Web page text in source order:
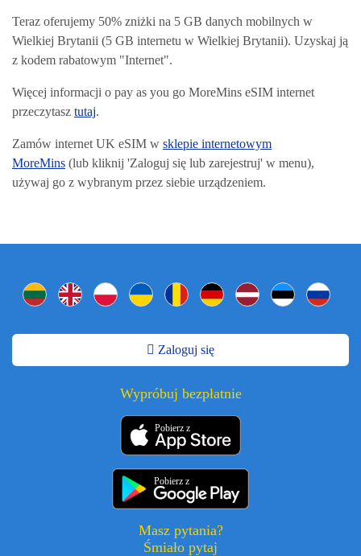
Teraz oferujemy 50% zniżki na 5 GB danych mobilnych w
Wielkiej Brytanii (5 GB internetu w Wielkiej Brytanii). Uzyskaj ją
z kodem rabatowym "Internet".
Więcej informacji o pay as you go MoreMins eSIM internet
przeczytasz tutaj.
Zamów internet UK eSIM w sklepie internetowym
MoreMins (lub kliknij 'Zaloguj się lub zarejestruj' w menu),
używaj go z wybranym przez siebie urządzeniem.
Zaloguj się
Wypróbuj bezpłatnie
Pobierz z
Pobierz z
Masz pytania?
Śmiało pytaj